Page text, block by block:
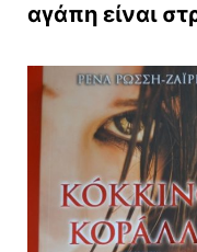
αγάπη είναι